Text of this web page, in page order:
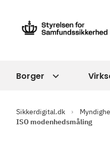
Borger
Sikkerdigital.dk
ISO modenhedsmåling